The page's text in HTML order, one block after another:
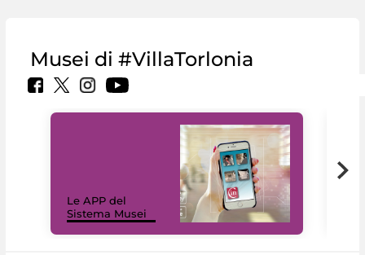
Musei di #VillaTorlonia
Le APP del
Sistema Musei